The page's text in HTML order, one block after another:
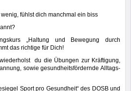
fühlst dich manchmal ein biss
„Haltung und Bewegung durch
das richtige für Dich!
du die Übungen zur Kräftigung,
sowie gesundheitsfördernde Alltags-
Sport pro Gesundheit“ des DOSB und